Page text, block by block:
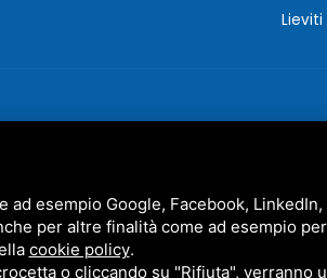
Lieviti
MARZOCCHI SRL • P.IVA 01942630383 •
SITO È PROTETTO DA GOOGLE RECAPTCHA V3,
ad esempio Google, Facebook,
per altre finalità come ad esempio
cookie policy.
o cliccando su "Rifiuta",